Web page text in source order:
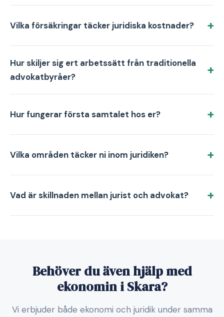
Vilka försäkringar täcker juridiska kostnader?
Hur skiljer sig ert arbetssätt från traditionella
advokatbyråer?
Hur fungerar första samtalet hos er?
Vilka områden täcker ni inom juridiken?
Vad är skillnaden mellan jurist och advokat?
Behöver du även hjälp med
ekonomin i Skara?
Vi erbjuder både ekonomi och juridik under samma